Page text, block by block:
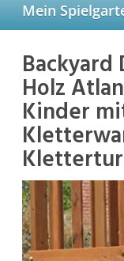
Mein
Holz
Kinder